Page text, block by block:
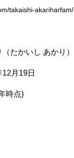
takaishi-akariharfam/
たかいし あかり）
月19日
時点)